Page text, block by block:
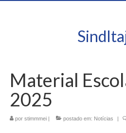
Material
2025
por stimmmei | postado em: Notícias |